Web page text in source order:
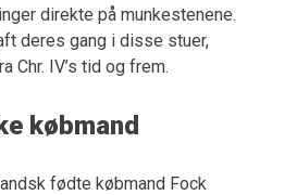
direkte på munkestenene.
deres gang i disse stuer,
Chr. IV’s tid og frem.
købmand
fødte købmand Fock